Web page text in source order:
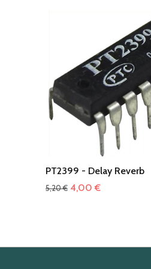
PT2399 - Delay Reverb
5,20€ Izvirna
4,00€Trenutna